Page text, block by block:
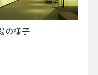
の様子